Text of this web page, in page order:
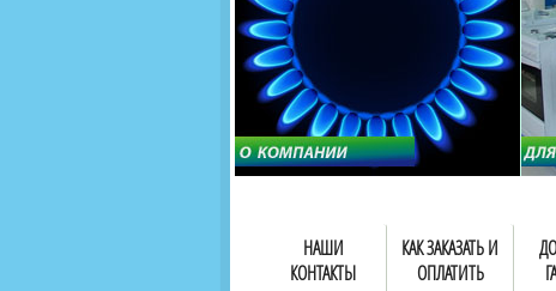
НАШИ
КОНТАКТЫ
КАК ЗАКАЗАТЬ И
ОПЛАТИТЬ